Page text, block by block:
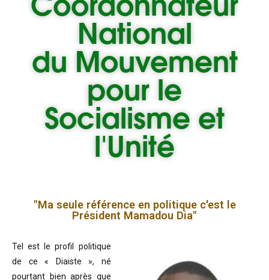
Coordonnateur
National
du Mouvement
pour le
Socialisme et
l'Unité
"Ma seule référence en politique c'est le
Président Mamadou Dia"
Tel est le profil politique
de ce « Diaiste », né
pourtant bien après que